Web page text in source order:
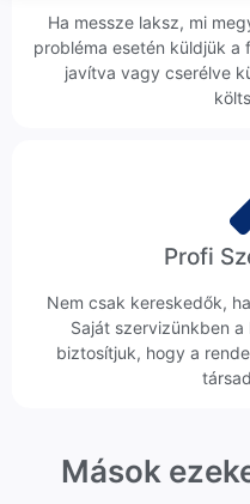
Ha messze laksz, mi
probléma esetén küldjük
javítva vagy cserélve
Profi
Nem csak kereskedők,
Saját szervizünkben
biztosítjuk, hogy a
Mások